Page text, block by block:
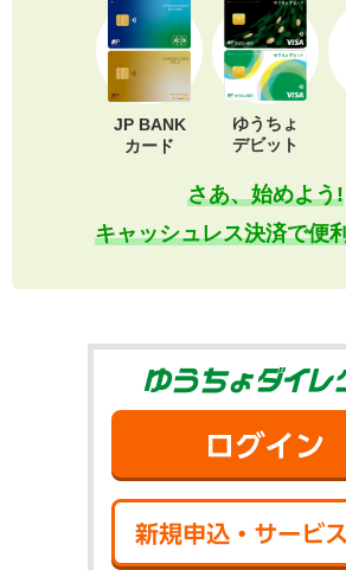
JP BANK
カード
ゆうちょ
デビット
さあ、始めよう!
キャッシュレス決済で便